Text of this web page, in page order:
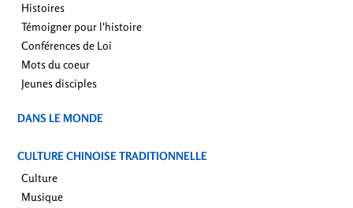
Histoires
Témoigner pour l'histoire
Conférences de Loi
Mots du coeur
Jeunes disciples
DANS LE MONDE
CULTURE CHINOISE TRADITIONNELLE
Culture
Musique